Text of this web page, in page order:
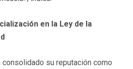
en la Ley de la
consolidado su reputación como